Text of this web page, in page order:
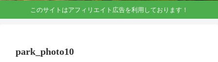
このサイトはアフィリエイト広告を利用しております！
park_photo10